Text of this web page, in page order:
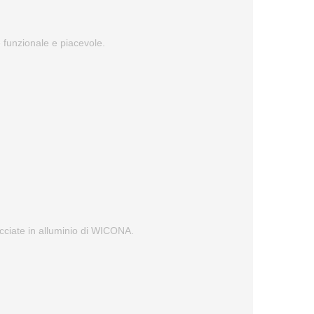
e piacevole.
in alluminio di WICONA.